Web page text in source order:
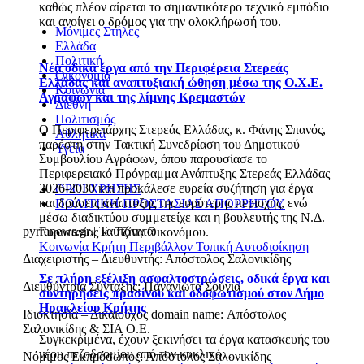
καθώς πλέον αίρεται το σημαντικότερο τεχνικό εμπόδιο
και ανοίγει ο δρόμος για την ολοκλήρωσή του.
Νέα οδικά έργα από την Περιφέρεια Στερεάς
Ελλάδας και αναπτυξιακή ώθηση μέσω της Ο.Χ.Ε.
Αγράφων και της λίμνης Κρεμαστών
Ο Περιφερειάρχης Στερεάς Ελλάδας, κ. Φάνης Σπανός,
παρέστη στην Τακτική Συνεδρίαση του Δημοτικού
Συμβουλίου Αγράφων, όπου παρουσίασε το
Περιφερειακό Πρόγραμμα Ανάπτυξης Στερεάς Ελλάδας
2026-2030 και προκάλεσε ευρεία συζήτηση για έργα
και δράσεις ανάπτυξης της ευρύτερης περιοχής, ενώ
μέσω διαδικτύου συμμετείχε και η βουλευτής της Ν.Δ.
Ευρυτανίας κ. Τζίνα Οικονόμου.
Κοινωνία Κρήτη Περιβάλλον Τοπική Αυτοδιοίκηση
Σε πλήρη εξέλιξη ασφαλτοστρώσεις, οδικά έργα και
συντηρήσεις πρασίνου και οδοφωτισμού στον Δήμο
Ηρακλείου Κρήτης
Συγκεκριμένα, έχουν ξεκινήσει τα έργα κατασκευής του
νέου πεζοδρομίου από τον κυκλικό...
Μόνιμες Στήλες
Ελλάδα
Πολιτική
Οικονομία
Κοινωνία
Διεθνή
Πολιτισμός
Αθλητικά
Υγεία
ΟΡΟΙ ΧΡΗΣΗΣ
ΠΟΛΙΤΙΚΗ ΠΡΟΣΤΑΣΙΑΣ ΑΠΟΡΡΗΤΟΥ
pyrranews.gr | Ταυτότητα
Διαχειριστής – Διευθυντής: Απόστολος Σαλονικίδης
Διευθύντρια Σύνταξης: Παναγιώτα Σούγια
Ιδιοκτησία – Δικαιούχος domain name: Απόστολος
Σαλονικίδης & ΣΙΑ Ο.Ε.
Νόμιμος Εκπρόσωπος: Απόστολος Σαλονικίδης